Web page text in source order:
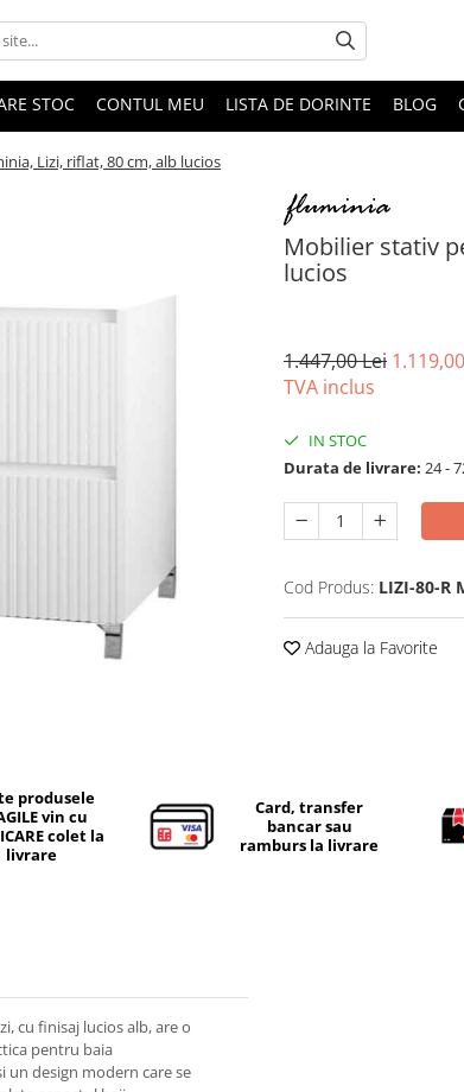
STOC CONTUL MEU LISTA DE DORINTE BLOG
Lizi, riflat, 80 cm, alb lucios
Mobilier stativ
lucios
1.447,00 Lei
TVA inclus
IN STOC
Durata de livrare: 24 -
Cod Produs: LIZI-80-R
Adauga la Favorite
produsele
vin cu
colet la
livrare
Card, transfer
bancar sau
ramburs la livrare
cu finisaj lucios alb, are o
pentru baia
design modern care se